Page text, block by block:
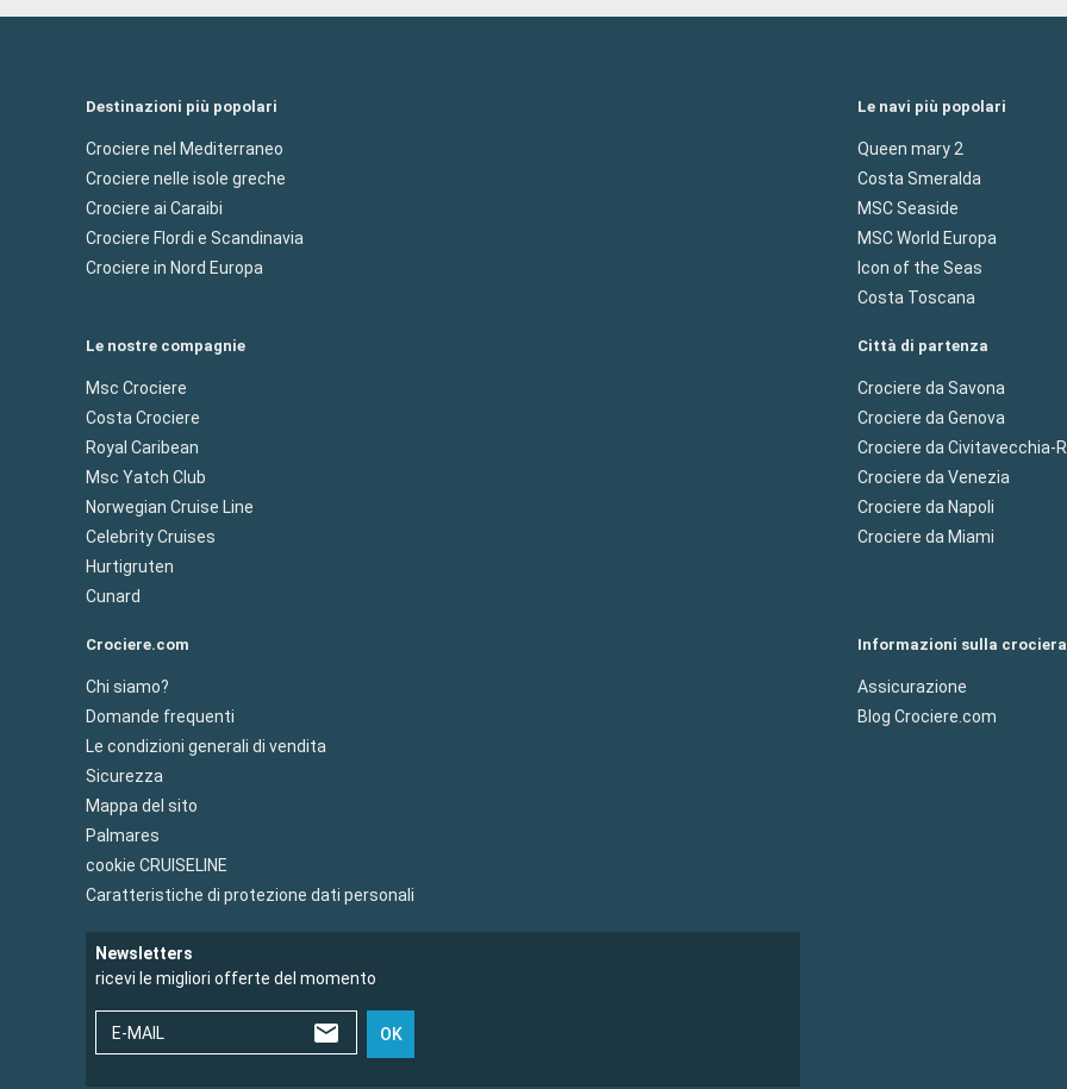
Destinazioni più popolari
Crociere nel Mediterraneo
Crociere nelle isole greche
Crociere ai Caraibi
Crociere Flordi e Scandinavia
Crociere in Nord Europa
Le navi più popolari
Queen mary 2
Costa Smeralda
MSC Seaside
MSC World Europa
Icon of the Seas
Costa Toscana
Le nostre compagnie
Msc Crociere
Costa Crociere
Royal Caribean
Msc Yatch Club
Norwegian Cruise Line
Celebrity Cruises
Hurtigruten
Cunard
Città di partenza
Crociere da Savona
Crociere da Genova
Crociere da Civitavecchia-
Crociere da Venezia
Crociere da Napoli
Crociere da Miami
Crociere.com
Chi siamo?
Domande frequenti
Le condizioni generali di vendita
Sicurezza
Mappa del sito
Palmares
cookie CRUISELINE
Caratteristiche di protezione dati personali
Informazioni sulla crociera
Assicurazione
Blog Crociere.com
Newsletters
ricevi le migliori offerte del momento
E-MAIL OK